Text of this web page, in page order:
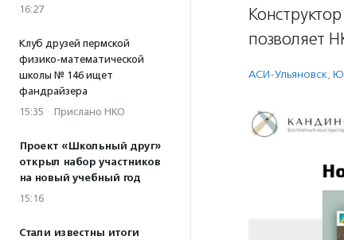
16:27
Клуб друзей пермской
физико-математической
школы № 146 ищет
фандрайзера
15:35 · Прислано НКО
Проект «Школьный друг»
открыл набор участников
на новый учебный год
15:16
Стали известны итоги
позволяет
АСИ-Ульяновск,